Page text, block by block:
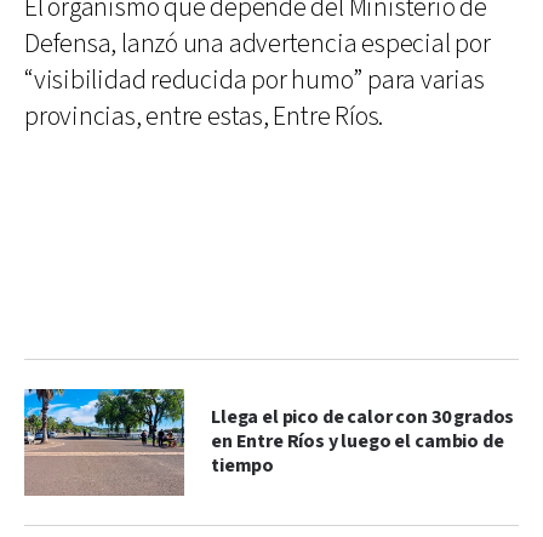
El organismo que depende del Ministerio de
Defensa, lanzó una advertencia especial por
“visibilidad reducida por humo” para varias
provincias, entre estas, Entre Ríos.
Llega el pico de calor con 30 grados
en Entre Ríos y luego el cambio de
tiempo